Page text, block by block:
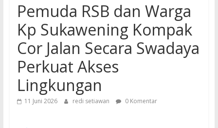
Pemuda RSB dan Warga
Kp Sukawening Kompak
Cor Jalan Secara Swadaya
Perkuat Akses
Lingkungan
11 Juni 2026 redi setiawan 0 Komentar